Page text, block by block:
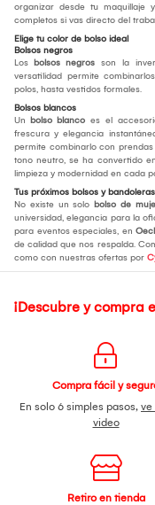
organizar desde tu maquillaje
completos si vas directo del
Elige tu color de bolso ideal
Bolsos negros
Los bolsos negros son la
versatilidad permite
polos, hasta vestidos formales.
Bolsos blancos
Un bolso blanco es el
frescura y elegancia
permite combinarlo con
tono neutro, se ha convertido
limpieza y modernidad en cada
Tus próximos bolsos y
No existe un solo bolso de
universidad, elegancia para la
para eventos especiales, en
de calidad que nos respalda.
como con nuestras ofertas por
¡Descubre y compra
Compra fácil y
En solo 6 simples pasos, ve
video
Retiro en tienda